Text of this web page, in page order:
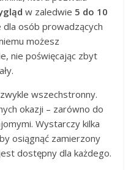
w zaledwie 5 do 10
osób prowadzących
możesz
nie poświęcając zbyt
wszechstronny.
okazji – zarówno do
Wystarczy kilka
osiągnąć zamierzony
dostępny dla każdego.